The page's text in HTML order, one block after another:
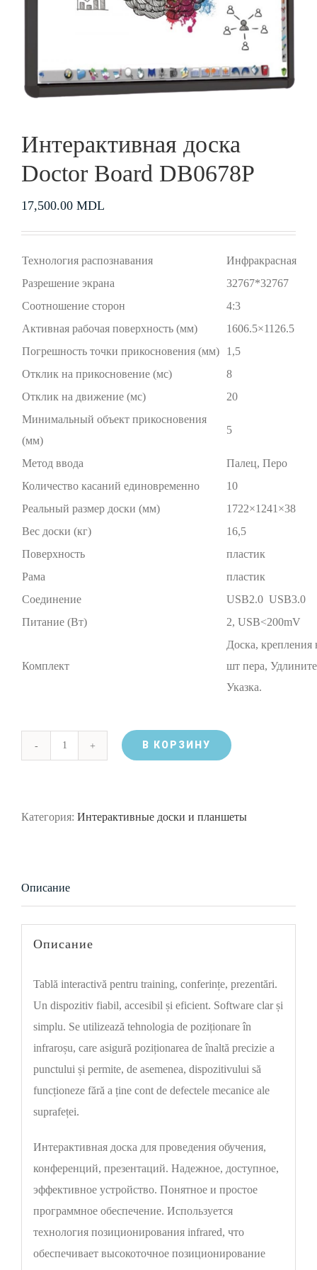
Интерактивная доска
Doctor Board DB0678P
17,500.00 MDL
Технология распознавания
Инфракрасная
Разрешение экрана
32767*32767
Соотношение сторон
4:3
Активная рабочая поверхность (мм)
1606.5×1126.5
Погрешность точки прикосновения (мм)
1,5
Отклик на прикосновение (мс)
8
Отклик на движение (мс)
20
Минимальный объект прикосновения
(мм)
5
Метод ввода
Палец, Перо
Количество касаний единовременно
10
Реальный размер доски (мм)
1722×1241×38
Вес доски (кг)
16,5
Поверхность
пластик
Рама
пластик
Соединение
USB2.0 USB3.0
Питание (Вт)
2, USB<200mV
Комплект
Доска, крепления
шт пера,
Указка.
Doctor
В КОРЗИНУ
Категория: Интерактивные доски и планшеты
Описание
Описание
Tablă interactivă pentru training, conferințe, prezentări.
Un dispozitiv fiabil, accesibil și eficient. Software clar și
simplu. Se utilizează tehnologia de poziționare în
infraroșu, care asigură poziționarea de înaltă precizie a
punctului și permite, de asemenea, dispozitivului să
funcționeze fără a ține cont de defectele mecanice ale
suprafeței.
Интерактивная доска для проведения обучения,
конференций, презентаций. Надежное, доступное,
эффективное устройство. Понятное и простое
программное обеспечение. Используется
технология позиционирования infrared, что
обеспечивает высокоточное позиционирование